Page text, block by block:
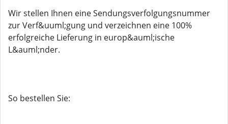
Wir stellen Ihnen eine Sendungsverfolgungsnummer
zur Verf&uuml;gung und verzeichnen eine 100%
erfolgreiche Lieferung in europ&auml;ische
L&auml;nder.
So bestellen Sie: